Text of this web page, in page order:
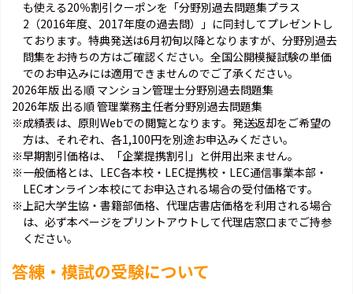
も使える20％割引クーポンを「分野別過去問題集プラス
2（2016年度、2017年度の過去問）」に同封してプレゼントし
ております。特典発送は6月初旬以降となりますが、分野別過去
問集をお持ちの方はご確認ください。全国公開模擬試験の単価
でのお申込みには適用できませんのでご了承ください。
2026年版 出る順 マンション管理士分野別過去問題集
2026年版 出る順 管理業務主任者分野別過去問題集
※成績表は、原則Webでの閲覧となります。発送返却をご希望の
方は、それぞれ、各1,100円を別途お申込みください。
※早期割引価格は、「企業提携割引」と併用出来ません。
※一般価格とは、LEC各本校・LEC提携校・LEC通信事業本部・
LECオンライン本校にてお申込される場合の受付価格です。
※上記大学生協・書籍部価格、代理店書店価格を利用される場合
は、必ず本ページをプリントアウトして代理店窓口までご持参
ください。
答練・模試の受験について